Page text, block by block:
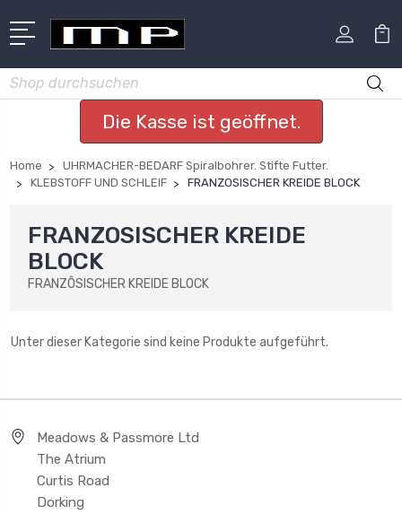
Suchen
Die Kasse ist geöffnet.
Home
UHRMACHER-BEDARF Spiralbohrer. Stifte Futter.
KLEBSTOFF UND SCHLEIF
FRANZOSISCHER KREIDE BLOCK
FRANZOSISCHER KREIDE
BLOCK
FRANZÔSISCHER KREIDE BLOCK
Unter dieser Kategorie sind keine Produkte aufgeführt.
Meadows & Passmore Ltd
The Atrium
Curtis Road
Dorking